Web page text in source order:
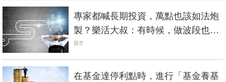
專家都喊長期投資，萬點也該如法炮
製？樂活大叔：有時候，做波段也是
一種智慧
股市
在基金達停利點時，進行「基金養基